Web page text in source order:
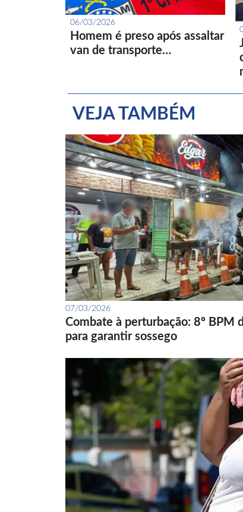
06/03/2026
Homem é preso após assaltar
van de transporte…
VEJA TAMBÉM
07/03/2026
Combate à perturbação: 8º BPM
para garantir sossego